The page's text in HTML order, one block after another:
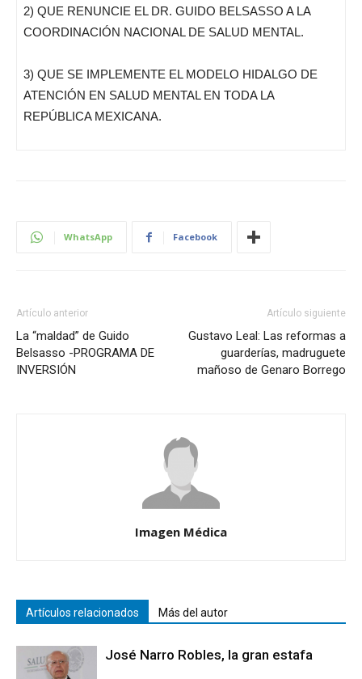
2) QUE RENUNCIE EL DR. GUIDO BELSASSO A LA
COORDINACIÓN NACIONAL DE SALUD MENTAL.
3) QUE SE IMPLEMENTE EL MODELO HIDALGO DE
ATENCIÓN EN SALUD MENTAL EN TODA LA
REPÚBLICA MEXICANA.
WhatsApp Facebook
Artículo anterior
La “maldad” de Guido
Belsasso -PROGRAMA DE
INVERSIÓN
Artículo siguiente
Gustavo Leal: Las reformas a
guarderías, madruguete
mañoso de Genaro Borrego
Imagen Médica
Artículos relacionados Más del autor
José Narro Robles, la gran estafa